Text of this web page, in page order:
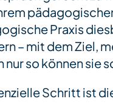
Praxis
– mit dem Ziel,
nur so können
Schritt ist